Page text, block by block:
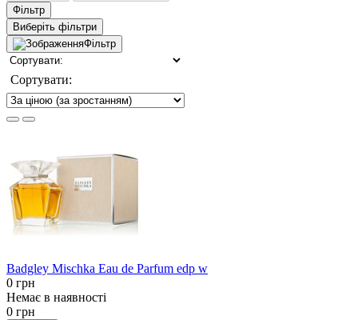
Фільтр
Виберіть фільтри
Фільтр
Сортувати:
Badgley Mischka Eau de Parfum edp w
0 грн
Немає в наявності
0 грн